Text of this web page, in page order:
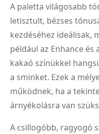
A paletta világosabb
letisztult, bézses
kezdéséhez ideálisak,
például az Enhance és
kakaó színükkel
a sminket. Ezek a
működnek, ha a
árnyékolásra van
A csillogóbb, ragyogó